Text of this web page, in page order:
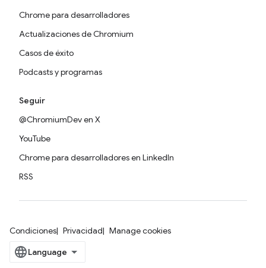
Chrome para desarrolladores
Actualizaciones de Chromium
Casos de éxito
Podcasts y programas
Seguir
@ChromiumDev en X
YouTube
Chrome para desarrolladores en LinkedIn
RSS
Condiciones Privacidad Manage cookies